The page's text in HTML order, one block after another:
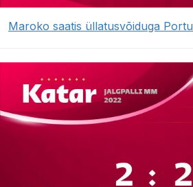
Maroko saatis üllatusvõiduga